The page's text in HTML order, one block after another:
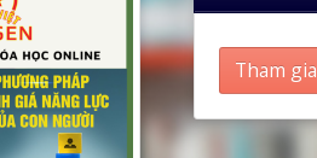
Tham